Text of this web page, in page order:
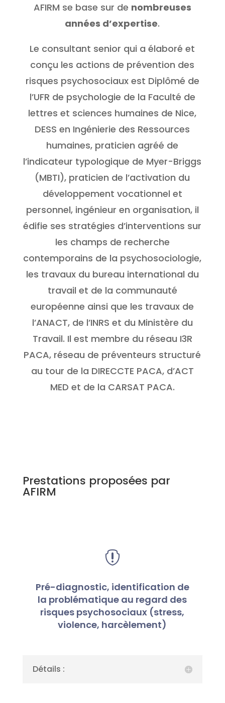
AFIRM se base sur de nombreuses
années d’expertise.
Le consultant senior qui a élaboré et
conçu les actions de prévention des
risques psychosociaux est Diplômé de
l’UFR de psychologie de la Faculté de
lettres et sciences humaines de Nice,
DESS en Ingénierie des Ressources
humaines, praticien agréé de
l’indicateur typologique de Myer-Briggs
(MBTI), praticien de l’activation du
développement vocationnel et
personnel, ingénieur en organisation, il
édifie ses stratégies d’interventions sur
les champs de recherche
contemporains de la psychosociologie,
les travaux du bureau international du
travail et de la communauté
européenne ainsi que les travaux de
l’ANACT, de l’INRS et du Ministère du
Travail. Il est membre du réseau I3R
PACA, réseau de préventeurs structuré
au tour de la DIRECCTE PACA, d’ACT
MED et de la CARSAT PACA.
Prestations proposées par
AFIRM

Pré-diagnostic, identification de
la problématique au regard des
risques psychosociaux (stress,
violence, harcèlement)
Détails :